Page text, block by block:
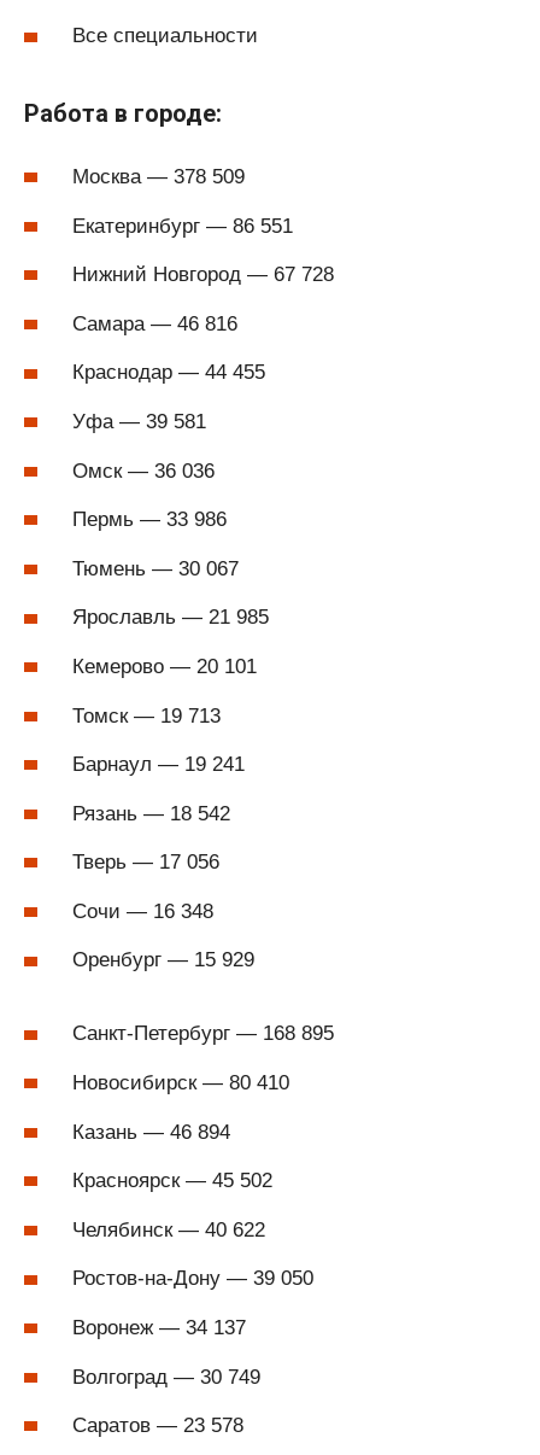
Все специальности
Работа в городе:
Москва — 378 509
Екатеринбург — 86 551
Нижний Новгород — 67 728
Самара — 46 816
Краснодар — 44 455
Уфа — 39 581
Омск — 36 036
Пермь — 33 986
Тюмень — 30 067
Ярославль — 21 985
Кемерово — 20 101
Томск — 19 713
Барнаул — 19 241
Рязань — 18 542
Тверь — 17 056
Сочи — 16 348
Оренбург — 15 929
Санкт-Петербург — 168 895
Новосибирск — 80 410
Казань — 46 894
Красноярск — 45 502
Челябинск — 40 622
Ростов-на-Дону — 39 050
Воронеж — 34 137
Волгоград — 30 749
Саратов — 23 578